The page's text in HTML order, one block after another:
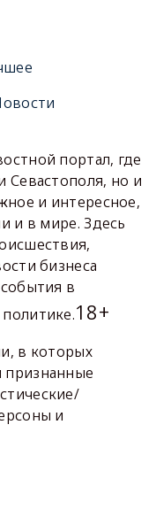
портал, где
Севастополя, но и
и интересное,
и в мире. Здесь
бизнеса
в
18+
в которых
и